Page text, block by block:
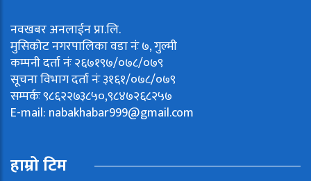
नवखबर अनलाईन प्रा.लि.
मुसिकोट नगरपालिका वडा नंः ७, गुल्मी
कम्पनी दर्ता नंः २६७१९७/०७८/०७९
सूचना विभाग दर्ता नंः ३१६१/०७८/०७९
सम्पर्कः ९८६२२७३८५०,९८४७२६८२५७
E-mail: nabakhabar999@gmail.com
हाम्रो टिम